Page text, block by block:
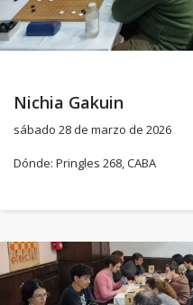
Nichia Gakuin
sábado 28 de marzo de 2026
Dónde: Pringles 268, CABA